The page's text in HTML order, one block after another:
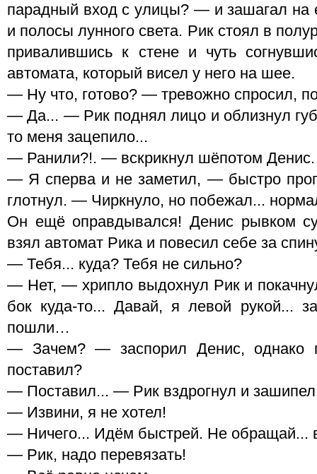
парадный вход с улицы? — и зашагал на
и полосы лунного света. Рик стоял в
привалившись к стене и чуть
автомата, который висел у него на шее.
— Ну что, готово? — тревожно спросил,
— Да... — Рик поднял лицо и облизнул
то меня зацепило...
— Ранили?!. — вскрикнул шёпотом Денис.
— Я сперва и не заметил, — быстро
глотнул. — Чиркнуло, но побежал...
Он ещё оправдывался! Денис рывком
взял автомат Рика и повесил себе за
— Тебя... куда? Тебя не сильно?
— Нет, — хрипло выдохнул Рик и
бок куда-то... Давай, я левой рукой...
пошли…
— Зачем? — заспорил Денис, однако
поставил?
— Поставил... — Рик вздрогнул и
— Извини, я не хотел!
— Ничего... Идём быстрей. Не обращай...
— Рик, надо перевязать!